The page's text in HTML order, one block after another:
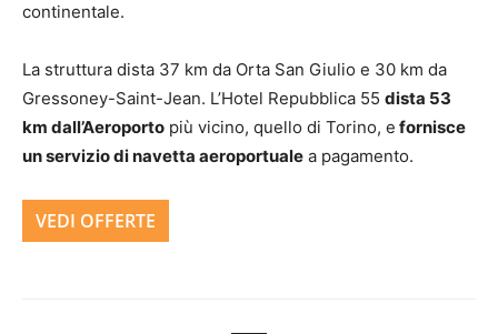
continentale.
La struttura dista 37 km da Orta San Giulio e 30 km da
Gressoney-Saint-Jean. L’Hotel Repubblica 55 dista 53
km dall’Aeroporto più vicino, quello di Torino, e fornisce
un servizio di navetta aeroportuale a pagamento.
VEDI OFFERTE